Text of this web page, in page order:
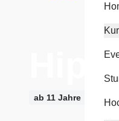
ab 11 Jahre